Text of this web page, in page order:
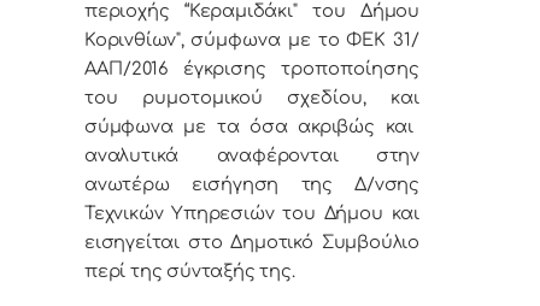
περιοχής “Κεραμιδάκι" του Δήμου
Κορινθίων", σύμφωνα με το ΦΕΚ 31/
ΑΑΠ/2016 έγκρισης τροποποίησης
του ρυμοτομικού σχεδίου, και
σύμφωνα με τα όσα ακριβώς και
αναλυτικά αναφέρονται στην
ανωτέρω εισήγηση της Δ/νσης
Τεχνικών Υπηρεσιών του Δήμου και
εισηγείται στο Δημοτικό Συμβούλιο
περί της σύνταξής της.